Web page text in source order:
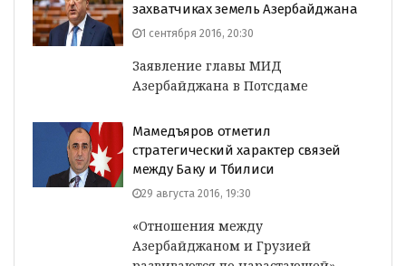
захватчиках земель Азербайджана
1 сентября 2016, 20:30
Заявление главы МИД
Азербайджана в Потсдаме
Мамедъяров отметил
стратегический характер связей
между Баку и Тбилиси
29 августа 2016, 19:30
«Отношения между
Азербайджаном и Грузией